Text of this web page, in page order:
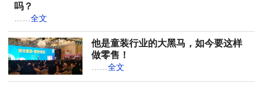
吗？
……全文
他是童装行业的大黑马，如今要这样
做零售！
全文